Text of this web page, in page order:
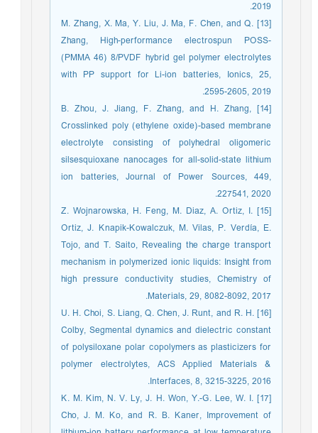
2019.
[13] M. Zhang, X. Ma, Y. Liu, J. Ma, F. Chen, and Q.
Zhang, High-performance electrospun POSS-
(PMMA 46) 8/PVDF hybrid gel polymer electrolytes
with PP support for Li-ion batteries, Ionics, 25,
2595-2605, 2019.
[14] B. Zhou, J. Jiang, F. Zhang, and H. Zhang,
Crosslinked poly (ethylene oxide)-based membrane
electrolyte consisting of polyhedral oligomeric
silsesquioxane nanocages for all-solid-state lithium
ion batteries, Journal of Power Sources, 449,
227541, 2020.
[15] Z. Wojnarowska, H. Feng, M. Diaz, A. Ortiz, I.
Ortiz, J. Knapik-Kowalczuk, M. Vilas, P. Verdía, E.
Tojo, and T. Saito, Revealing the charge transport
mechanism in polymerized ionic liquids: Insight from
high pressure conductivity studies, Chemistry of
Materials, 29, 8082-8092, 2017.
[16] U. H. Choi, S. Liang, Q. Chen, J. Runt, and R. H.
Colby, Segmental dynamics and dielectric constant
of polysiloxane polar copolymers as plasticizers for
polymer electrolytes, ACS Applied Materials &
Interfaces, 8, 3215-3225, 2016.
[17] K. M. Kim, N. V. Ly, J. H. Won, Y.-G. Lee, W. I.
Cho, J. M. Ko, and R. B. Kaner, Improvement of